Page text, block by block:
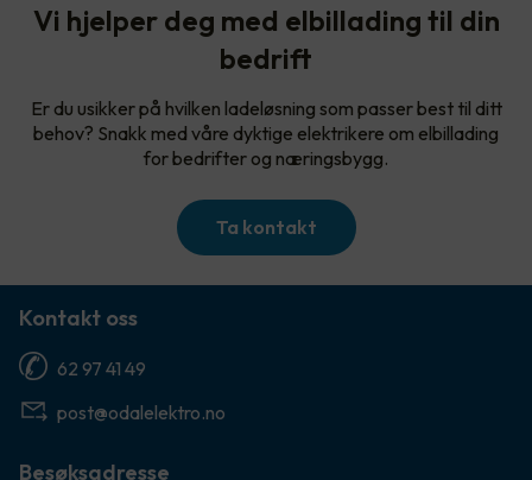
Vi hjelper deg med elbillading til din
bedrift
Er du usikker på hvilken ladeløsning som passer best til ditt
behov? Snakk med våre dyktige elektrikere om elbillading
for bedrifter og næringsbygg.
Ta kontakt
Kontakt oss
62 97 41 49
post@odalelektro.no
Besøksadresse